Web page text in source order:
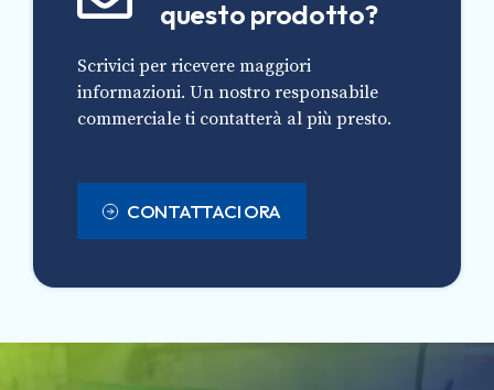
questo prodotto?
Scrivici per ricevere maggiori
informazioni. Un nostro responsabile
commerciale ti contatterà al più presto.
CONTATTACI ORA